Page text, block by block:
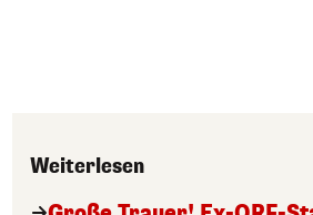
Weiterlesen